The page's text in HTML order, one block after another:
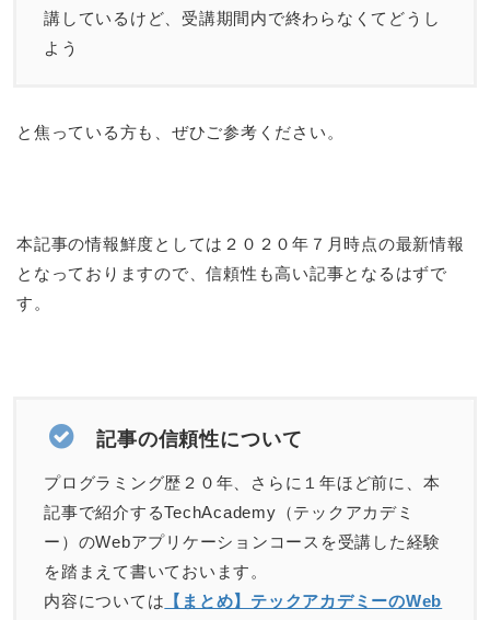
講しているけど、受講期間内で終わらなくてどうし
よう
と焦っている方も、ぜひご参考ください。
本記事の情報鮮度としては２０２０年７月時点の最新情報
となっておりますので、信頼性も高い記事となるはずで
す。
記事の信頼性について
プログラミング歴２０年、さらに１年ほど前に、本
記事で紹介するTechAcademy（テックアカデミ
ー）のWebアプリケーションコースを受講した経験
を踏まえて書いておいます。
内容については 【まとめ】テックアカデミーのWeb